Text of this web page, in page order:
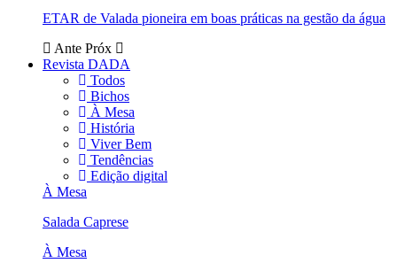
ETAR de Valada pioneira em boas práticas na gestão da água
Ante Próx
Revista DADA
Todos
Bichos
À Mesa
História
Viver Bem
Tendências
Edição digital
À Mesa
Salada Caprese
À Mesa